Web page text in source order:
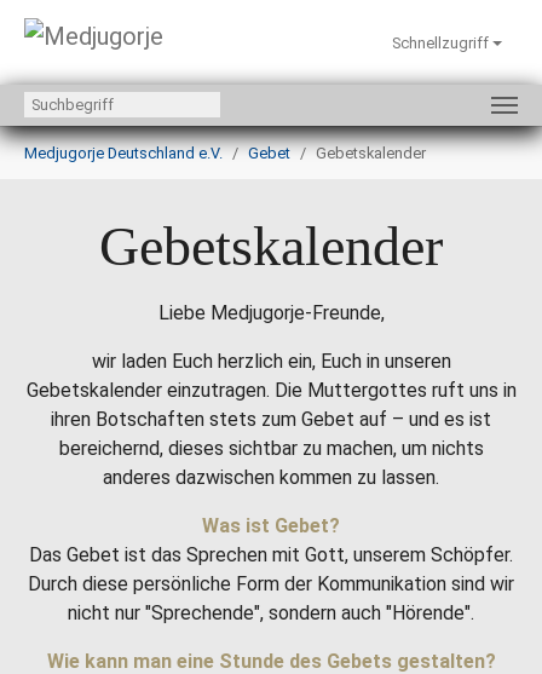
Zum Hauptinhalt springen
Schnellzugriff
Sie sind hier:
Medjugorje Deutschland e.V.
Gebet Gebetskalender
Gebetskalender
Liebe Medjugorje-Freunde,
wir laden Euch herzlich ein, Euch in unseren
Gebetskalender einzutragen. Die Muttergottes ruft uns in
ihren Botschaften stets zum Gebet auf – und es ist
bereichernd, dieses sichtbar zu machen, um nichts
anderes dazwischen kommen zu lassen.
Was ist Gebet?
Das Gebet ist das Sprechen mit Gott, unserem Schöpfer.
Durch diese persönliche Form der Kommunikation sind wir
nicht nur "Sprechende", sondern auch "Hörende".
Wie kann man eine Stunde des Gebets gestalten?